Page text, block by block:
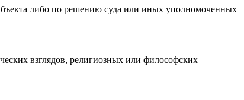
либо по решению суда или иных уполномоченных
взглядов, религиозных или философских